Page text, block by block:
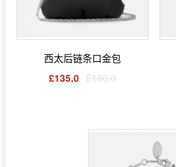
西太后链条口金包
£135.0 £180.0